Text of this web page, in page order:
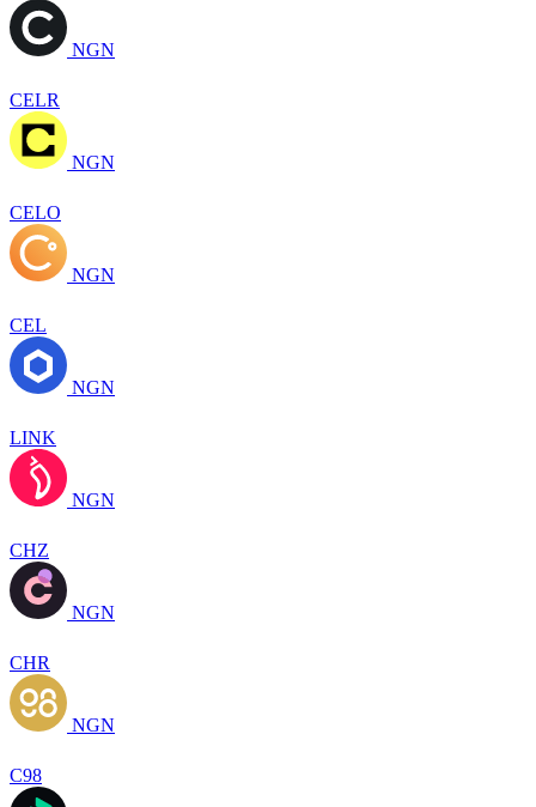
NGN
CELR
NGN
CELO
NGN
CEL
NGN
LINK
NGN
CHZ
NGN
CHR
NGN
C98